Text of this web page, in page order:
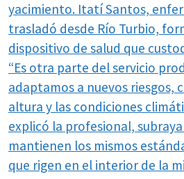
yacimiento. Itatí Santos,
trasladó desde Río Turbio,
dispositivo de salud que
“Es otra parte del servicio
adaptamos a nuevos riesgos,
altura y las condiciones
explicó la profesional,
mantienen los mismos
que rigen en el interior de la